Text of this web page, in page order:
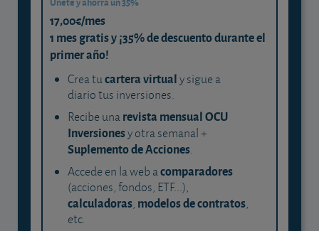
17,00€/mes
1 mes gratis y ¡35% de descuento durante el
primer año!
Crea tucartera virtualy sigue a
diario tus inversiones.
Recibe unarevista mensual OCU
Inversionesy otra semanal +
Suplemento de Acciones.
Accede en la web acomparadores
(acciones, fondos, ETF...),
calculadoras, modelos de contratos,
etc.